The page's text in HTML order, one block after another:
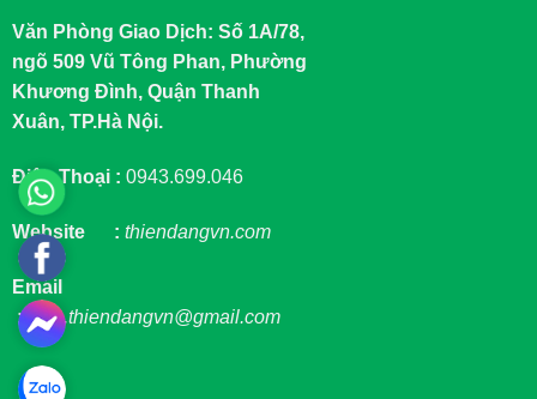
Văn Phòng Giao Dịch: Số 1A/78,
ngõ 509 Vũ Tông Phan, Phường
Khương Đình, Quận Thanh
Xuân, TP.Hà Nội.
Điện Thoại : 0943.699.046
Website : thiendangvn.com
Email
: sale.thiendangvn@gmail.com